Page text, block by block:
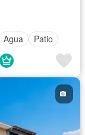
Agua Patio